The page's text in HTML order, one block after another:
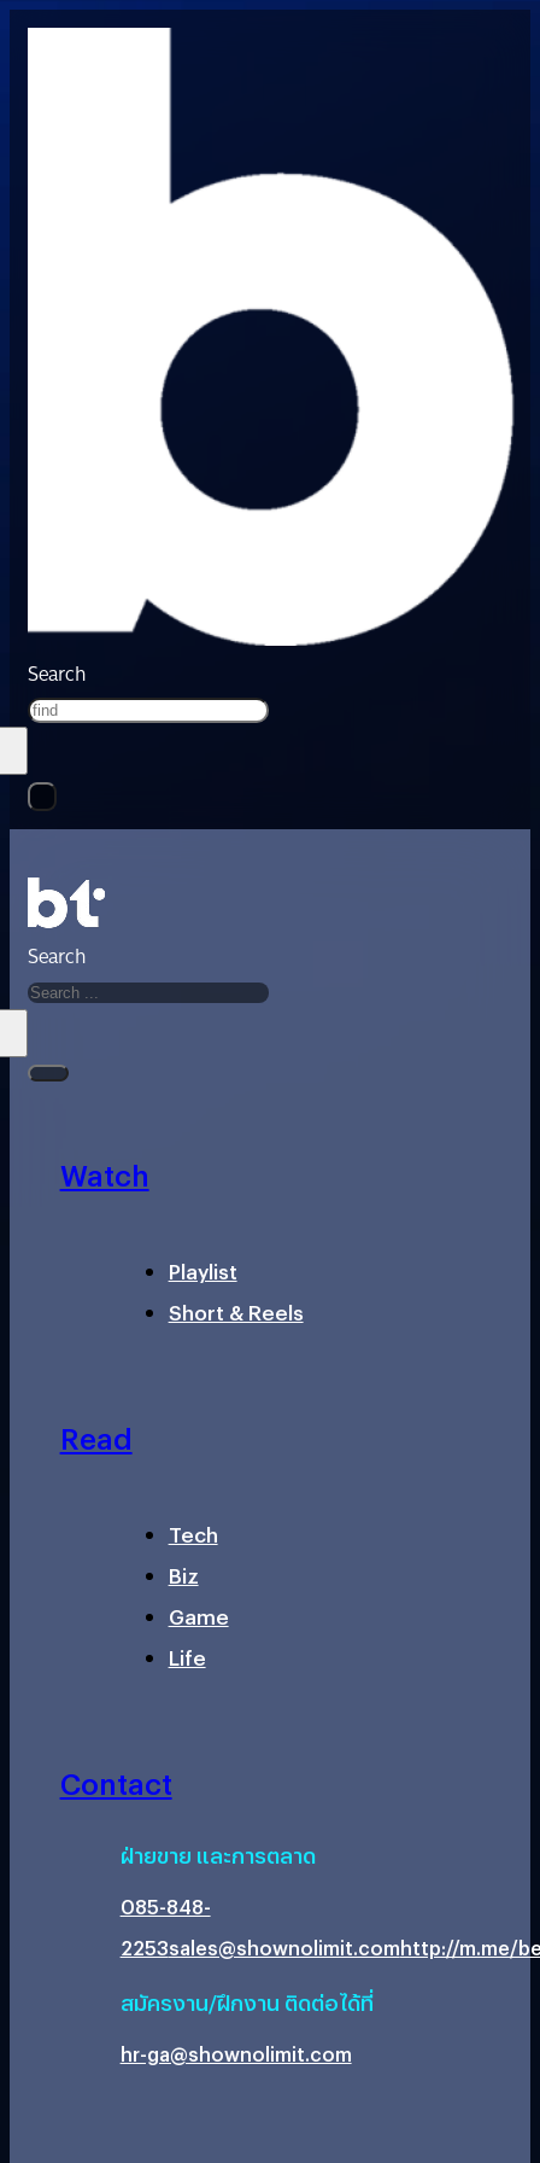
Search
Search
Watch
Playlist
Short & Reels
Read
Tech
Biz
Game
Life
Contact
ฝ่ายขาย และการตลาด
085-848-
2253sales@shownolimit.comhttp://m.me/
สมัครงาน/ฝึกงาน ติดต่อได้ที่
hr-ga@shownolimit.com